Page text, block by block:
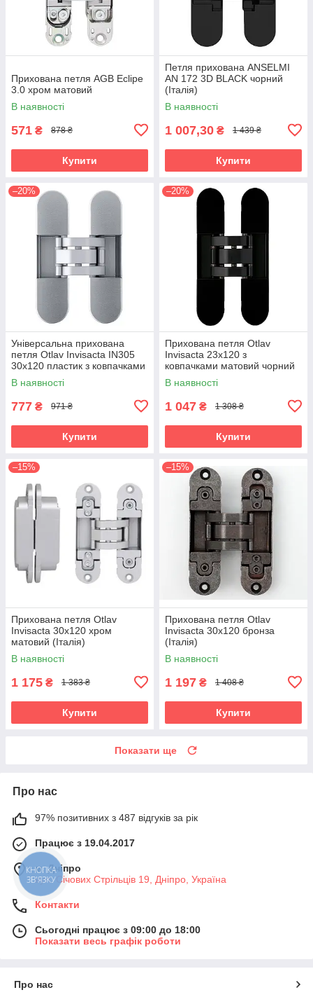
Прихована петля AGB Eclipe
3.0 хром матовий
В наявності
571 ₴ 878 ₴
Купити
Петля прихована ANSELMI
AN 172 3D BLACK чорний
(Італія)
В наявності
1 007,30 ₴ 1 439 ₴
Купити
–20%
Універсальна прихована
петля Otlav Invisacta IN305
30х120 пластик з ковпачками
хром матовий (Італія)
В наявності
777 ₴ 971 ₴
Купити
–20%
Прихована петля Otlav
Invisacta 23х120 з
ковпачками матовий чорний
(Італія)
В наявності
1 047 ₴ 1 308 ₴
Купити
–15%
Прихована петля Otlav
Invisacta 30х120 хром
матовий (Італія)
В наявності
1 175 ₴ 1 383 ₴
Купити
–15%
Прихована петля Otlav
Invisacta 30х120 бронза
(Італія)
В наявності
1 197 ₴ 1 408 ₴
Купити
Показати ще
Про нас
97% позитивних з 487 відгуків за рік
Працює з 19.04.2017
м. Дніпро
вул. Січових Стрільців 19, Дніпро, Україна
Контакти
Сьогодні працює з 09:00 до 18:00
Показати весь графік роботи
Про нас
КНОПКА
ЗВ'ЯЗКУ